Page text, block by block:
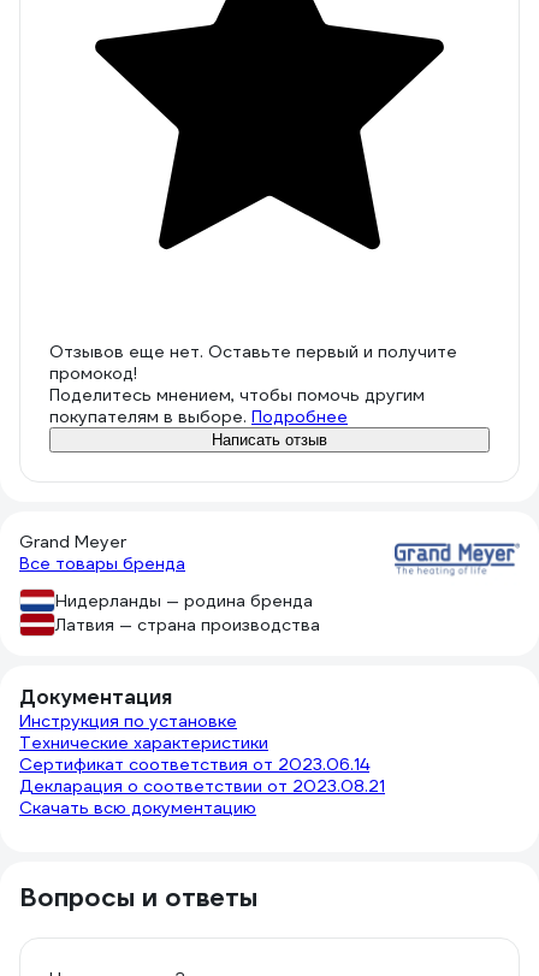
Отзывов еще нет. Оставьте первый и получите
промокод!
Поделитесь мнением, чтобы помочь другим
покупателям в выборе. Подробнее
Написать отзыв
Grand Meyer
Все товары бренда
Нидерланды — родина бренда
Латвия — страна производства
Документация
Инструкция по установке
Технические характеристики
Сертификат соответствия от 2023.06.14
Декларация о соответствии от 2023.08.21
Скачать всю документацию
Вопросы и ответы